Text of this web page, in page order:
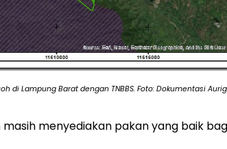
di Lampung Barat dengan TNBBS. Foto: Dokumentasi
menyediakan pakan yang baik